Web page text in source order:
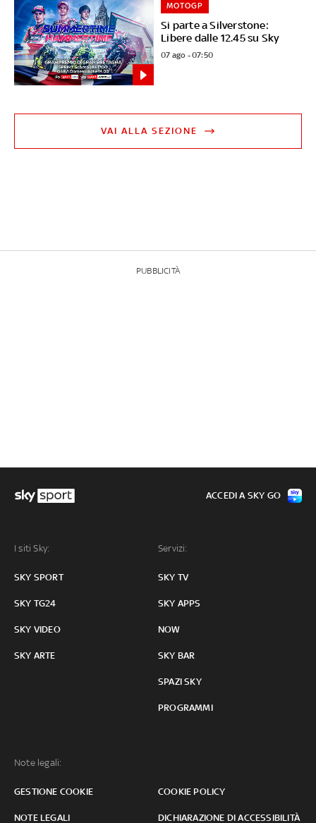
Si parte a Silverstone:
Libere dalle 12.45 su Sky
MOTOGP
07 ago - 07:50
VAI ALLA SEZIONE
PUBBLICITÀ
I siti Sky:
SKY SPORT
SKY TG24
SKY VIDEO
SKY ARTE
Servizi:
SKY TV
SKY APPS
NOW
SKY BAR
SPAZI SKY
PROGRAMMI
Note legali:
GESTIONE COOKIE COOKIE POLICY
NOTE LEGALI DICHIARAZIONE DI ACCESSIBILITÀ
ACCEDI A SKY GO